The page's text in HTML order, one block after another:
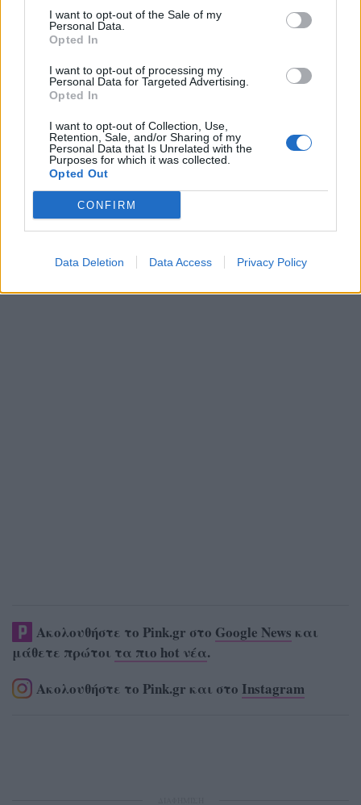
I want to opt-out of the Sale of my
Personal Data.
Opted In
I want to opt-out of processing my
Personal Data for Targeted Advertising.
Opted In
I want to opt-out of Collection, Use,
Retention, Sale, and/or Sharing of my
Personal Data that Is Unrelated with the
Purposes for which it was collected.
Opted Out
CONFIRM
Data Deletion Data Access Privacy Policy
Η Lady Gaga στήριξε την εκστρατεία του Μπάιντεν
Νοεμβρίου, εμφανιζόμενη σε μια ειδική εκδήλωση
για τον Αμερικανό Πρόεδρο στο Πίτσμπουργκ της
Πενσυλβάνια, όπου έδωσε μια ομιλία και
ερμήνευσε τα «Shallow» και «You and I».
[ΠΗΓΗ]
Ακολουθήστε το Pink.gr στο Google News και
μάθετε πρώτοι τα πιο hot νέα.
Ακολουθήστε το Pink.gr και στο Instagram